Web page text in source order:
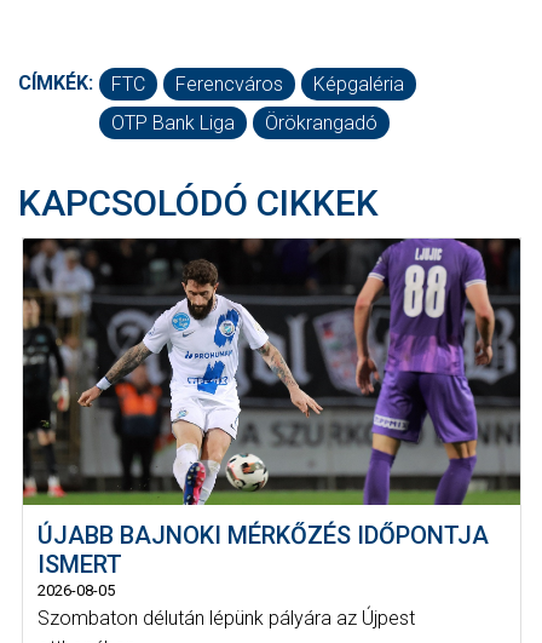
CÍMKÉK: FTC Ferencváros
Képgaléria
OTP Bank Liga
Örökrangadó
KAPCSOLÓDÓ CIKKEK
ÚJABB BAJNOKI MÉRKŐZÉS IDŐPONTJA
ISMERT
2026-08-05
Szombaton délután lépünk pályára az Újpest